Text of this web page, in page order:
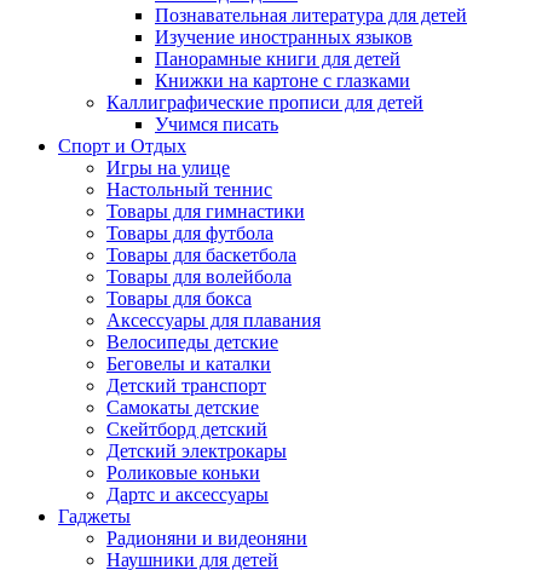
Познавательная литература для детей
Изучение иностранных языков
Панорамные книги для детей
Книжки на картоне с глазками
Каллиграфические прописи для детей
Учимся писать
Спорт и Отдых
Игры на улице
Настольный теннис
Товары для гимнастики
Товары для футбола
Товары для баскетбола
Товары для волейбола
Товары для бокса
Аксессуары для плавания
Велосипеды детские
Беговелы и каталки
Детский транспорт
Самокаты детские
Скейтборд детский
Детский электрокары
Роликовые коньки
Дартс и аксессуары
Гаджеты
Радионяни и видеоняни
Наушники для детей